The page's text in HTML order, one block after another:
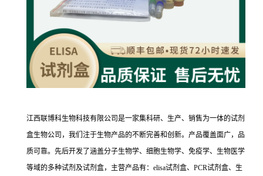
江西联博科生物科技有限公司是一家集科研、生产、销售为一体的试剂
盒生物公司，我们注于生物产品的不断完善和创新。产品覆盖面广，品
质可靠。先后开发了涵盖分子生物学、细胞生物学、免疫学、生物医学
等域的多种试剂及试剂盒，主营产品有：elisa试剂盒、PCR试剂盒、生